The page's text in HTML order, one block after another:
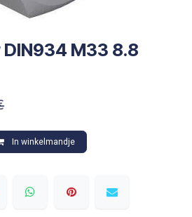
M33 8.8
In winkelmandje